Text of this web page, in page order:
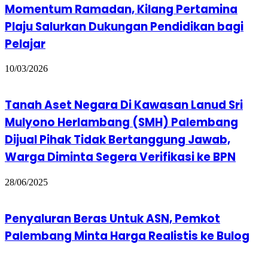
Momentum Ramadan, Kilang Pertamina
Plaju Salurkan Dukungan Pendidikan bagi
Pelajar
10/03/2026
Tanah Aset Negara Di Kawasan Lanud Sri
Mulyono Herlambang (SMH) Palembang
Dijual Pihak Tidak Bertanggung Jawab,
Warga Diminta Segera Verifikasi ke BPN
28/06/2025
Penyaluran Beras Untuk ASN, Pemkot
Palembang Minta Harga Realistis ke Bulog